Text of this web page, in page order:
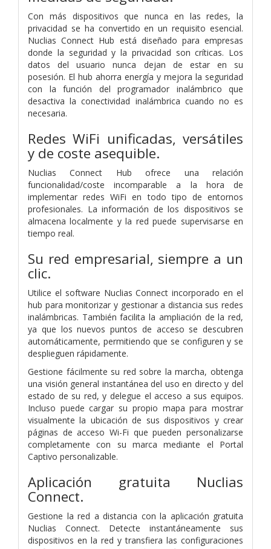
Con más dispositivos que nunca en las redes, la
privacidad se ha convertido en un requisito esencial.
Nuclias Connect Hub está diseñado para empresas
donde la seguridad y la privacidad son críticas. Los
datos del usuario nunca dejan de estar en su
posesión. El hub ahorra energía y mejora la seguridad
con la función del programador inalámbrico que
desactiva la conectividad inalámbrica cuando no es
necesaria.
Redes WiFi unificadas, versátiles
y de coste asequible.
Nuclias Connect Hub ofrece una relación
funcionalidad/coste incomparable a la hora de
implementar redes WiFi en todo tipo de entornos
profesionales. La información de los dispositivos se
almacena localmente y la red puede supervisarse en
tiempo real.
Su red empresarial, siempre a un
clic.
Utilice el software Nuclias Connect incorporado en el
hub para monitorizar y gestionar a distancia sus redes
inalámbricas. También facilita la ampliación de la red,
ya que los nuevos puntos de acceso se descubren
automáticamente, permitiendo que se configuren y se
desplieguen rápidamente.
Gestione fácilmente su red sobre la marcha, obtenga
una visión general instantánea del uso en directo y del
estado de su red, y delegue el acceso a sus equipos.
Incluso puede cargar su propio mapa para mostrar
visualmente la ubicación de sus dispositivos y crear
páginas de acceso Wi-Fi que pueden personalizarse
completamente con su marca mediante el Portal
Captivo personalizable.
Aplicación gratuita Nuclias
Connect.
Gestione la red a distancia con la aplicación gratuita
Nuclias Connect. Detecte instantáneamente sus
dispositivos en la red y transfiera las configuraciones